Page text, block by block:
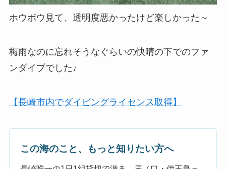
ホウボウ見て、透明度悪かったけど楽しかった～
梅雨なのに忘れそうなぐらいの快晴の下でのファ
ンダイブでした♪
【長崎市内でダイビングライセンス取得】
この海のこと、もっと知りたい方へ